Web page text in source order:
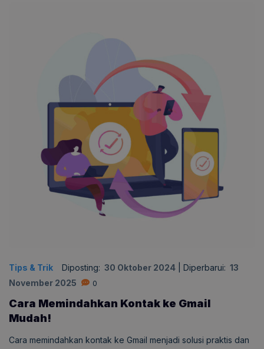
Tips & Trik Diposting: 30 Oktober 2024 Diperbarui: 13
November 2025
0
Cara Memindahkan Kontak ke Gmail
Mudah!
Cara memindahkan kontak ke Gmail menjadi solusi praktis dan